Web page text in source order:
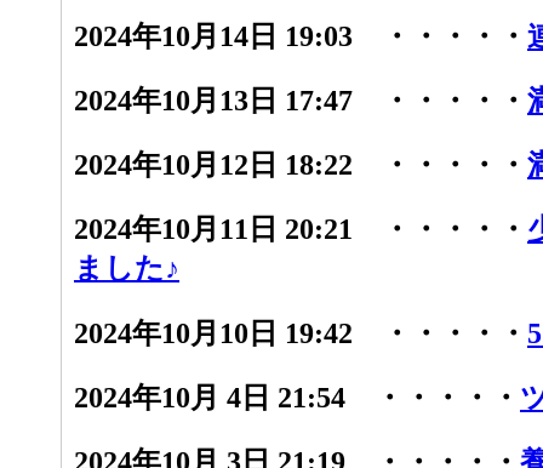
2024年10月14日 19:03 ・・・・・
2024年10月13日 17:47 ・・・・・
2024年10月12日 18:22 ・・・・・
2024年10月11日 20:21 ・・・・・
ました♪
2024年10月10日 19:42 ・・・・・
2024年10月 4日 21:54 ・・・・・